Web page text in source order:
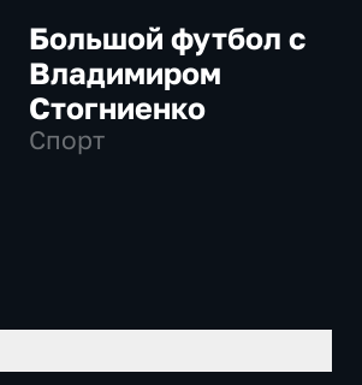
Большой футбол с
Владимиром
Стогниенко
Спорт